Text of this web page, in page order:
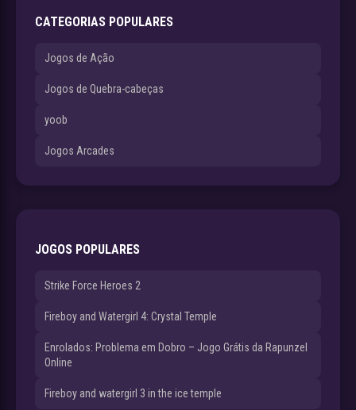
CATEGORIAS POPULARES
Jogos de Ação
Jogos de Quebra-cabeças
yoob
Jogos Arcades
JOGOS POPULARES
Strike Force Heroes 2
Fireboy and Watergirl 4: Crystal Temple
Enrolados: Problema em Dobro – Jogo Grátis da Rapunzel
Online
Fireboy and watergirl 3 in the ice temple